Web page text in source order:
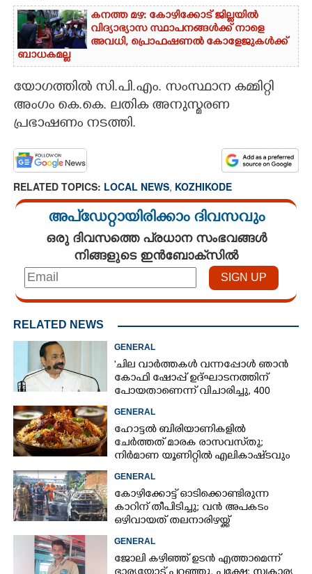
കനത്ത മഴ: കോഴിക്കോട് ജില്ലയിൽ
വിദ്യാഭ്യാസ സ്ഥാപനങ്ങൾക്ക് നാളെ
അവധി,​ പ്രൊഫഷണൽ കോളേജുകൾക്ക്
ബാധകമല്ല
യോഗത്തിൽ സി.പി.എം. സംസ്ഥാന കമ്മിറ്റി
അംഗം കെ.കെ. ലതിക അനുസ്മരണ
പ്രഭാഷണം നടത്തി.
RELATED TOPICS: LOCAL NEWS, KOZHIKODE
അപ്ഡേറ്റായിരിക്കാം ദിവസവും
ഒരു ദിവസത്തെ പ്രധാന സംഭവങ്ങൾ
നിങ്ങളുടെ ഇൻബോക്സിൽ
RELATED NEWS
GENERAL
'ചില വാർത്തകൾ വന്നപ്പോൾ ഞാൻ
കോഫി ഷോപ്പ് ഉദ്ഘാടനത്തിന്
പോയതാണെന്ന് വിചാരിച്ചു, 400
GENERAL
ഹോട്ടൽ ബിരിയാണികളിൽ
ചേർത്തത് മാരക രാസവസ്‌തു;
നിർമാണ യൂണിറ്റിൽ എലികാഷ്‌ടവും
GENERAL
കോഴിക്കോട്ട് ഓടിക്കൊണ്ടിരുന്ന
കാറിന് തീപിടിച്ചു; വൻ അപകടം
ഒഴിവായത് തലനാരിഴയ്ക്ക്
GENERAL
ജോലി കഴിഞ്ഞ് ഉടൻ എത്താമെന്ന്